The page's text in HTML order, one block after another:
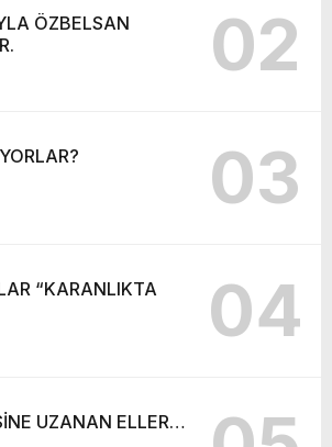
ÖZBELSAN
02
03
“KARANLIKTA
04
UZANAN ELLER…